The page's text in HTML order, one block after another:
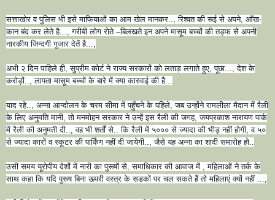
सत्ताखोर व पुलिस भी इसे माफियाओं का आम खेल मानकर.., रिश्वत की रूई से अपने, आँख-
कान बंद कर लेते है..., गरीबी लोग रोते –बिलखते इन अपने मासूम बच्चों की तड़फ से अपनी
नारकीय जिन्दगी गुजार देतें है...,
अभी २ दिन पाहिले ही, सुप्रीम कोर्ट ने राज्य सरकारों को लताड़ लगाते हुए, पूछा..., देश के
करोड़ों.., लापता मासूम बच्चों के बारे में क्या कारवाई की है...
याद रहे.., अन्ना आन्दोलन के चरम सीमा में पहुँचने के पहिले, जब उन्होंने रामलीला मैदान में रैली
के लिए अनुमति मानी, तो मनमोहन सरकार ने उन्हें इस रैली की जगह, जयप्रकाश नारायण पार्क
में रैली की अनुमती दी.., वह भी शर्तों से.. कि रैली में ५००० से ज्यादा की भीड़ नहीं होगी, व ५०
से ज्यादा कारों व स्कूटर की पार्किंग नहीं दी जायेगी.., जैसे यह अन्ना का शादी समारोह हो..
उसी समय यूरोपीय देशों में नारी का पुरूषों से, समाधिकार की आवाज में , महिलाओं ने तर्क के
साथ कहा कि यदि पुरूष बिना ऊपरी वस्त्र के सडकों पर चल सकते हैं तो महिलाएं क्यों नहीं ...,